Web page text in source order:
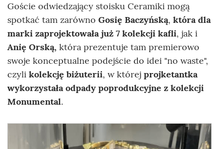
Goście odwiedzający stoisku Ceramiki mogą
spotkać tam zarówno Gosię Baczyńską, która dla
marki zaprojektowała już 7 kolekcji kafli, jak i
Anię Orską, która prezentuje tam premierowo
swoje konceptualne podejście do idei "no waste",
czyli kolekcję biżuterii, w której projketantka
wykorzystała odpady poprodukcyjne z kolekcji
Monumental.